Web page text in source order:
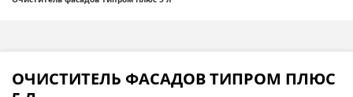
ОЧИСТИТЕЛЬ ФАСАДОВ ТИПРОМ ПЛЮС